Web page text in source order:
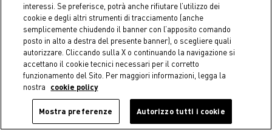
-40%
interessi. Se preferisce, potrà anche rifiutare l’utilizzo dei
cookie e degli altri strumenti di tracciamento (anche
semplicemente chiudendo il banner con l’apposito comando
posto in alto a destra del presente banner), o scegliere quali
autorizzare. Cliccando sulla X o continuando la navigazione si
accettano il cookie tecnici necessari per il corretto
funzionamento del Sito. Per maggiori informazioni, legga la
nostra
cookie policy
Mostra preferenze Autorizzo tutti i cookie